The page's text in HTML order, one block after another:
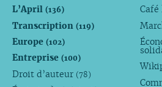
L’April (136)
Transcription (119)
Europe (102)
Entreprise (100)
Droit d’auteur (78)